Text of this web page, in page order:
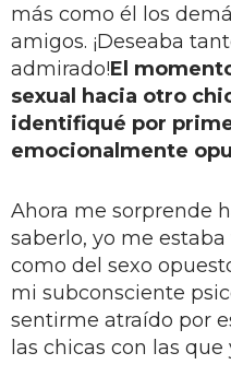
más como él los
amigos. ¡Deseaba
admirado!El
sexual hacia otro
identifiqué por
emocionalmente
Ahora me sorprende
saberlo, yo me
como del sexo
mi subconsciente
sentirme atraído por
las chicas con las